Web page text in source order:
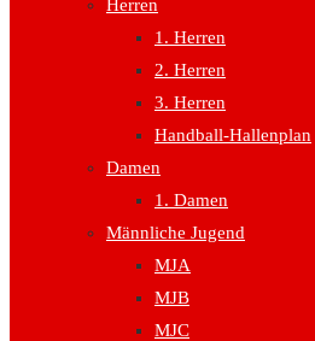
Herren
1. Herren
2. Herren
3. Herren
Handball-Hallenplan
Damen
1. Damen
Männliche Jugend
MJA
MJB
MJC